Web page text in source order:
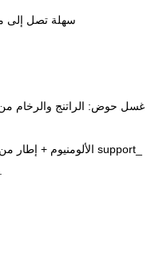
سهلة تصل إلى
خفف من الزجاج الزجاج الأمامي.